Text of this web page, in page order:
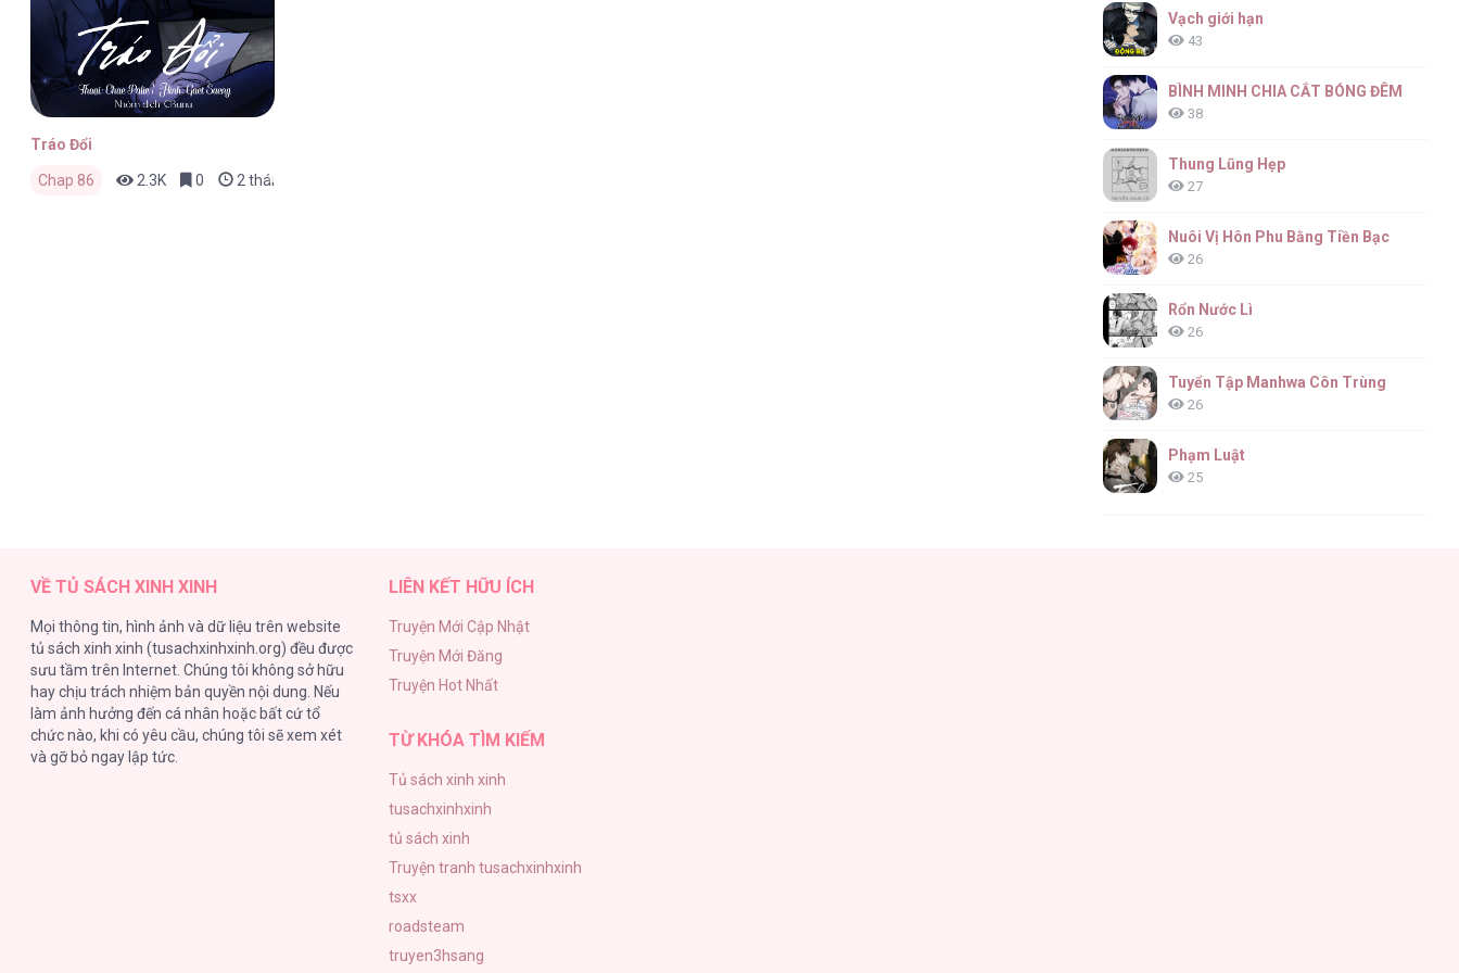
Tráo Đổi
Chap 86 2.3K 0 2 tháng trước
Vạch giới hạn
43
BÌNH MINH CHIA CẮT BÓNG ĐÊM
38
Thung Lũng Hẹp
27
Nuôi Vị Hôn Phu Bằng Tiền Bạc
26
Rổn Nước Lì
26
Tuyển Tập Manhwa Côn Trùng
26
Phạm Luật
25
VỀ TỦ SÁCH XINH XINH
Mọi thông tin, hình ảnh và dữ liệu trên website
tủ sách xinh xinh (tusachxinhxinh.org) đều được
sưu tầm trên Internet. Chúng tôi không sở hữu
hay chịu trách nhiệm bản quyền nội dung. Nếu
làm ảnh hưởng đến cá nhân hoặc bất cứ tổ
chức nào, khi có yêu cầu, chúng tôi sẽ xem xét
và gỡ bỏ ngay lập tức.
LIÊN KẾT HỮU ÍCH
Truyện Mới Cập Nhật
Truyện Mới Đăng
Truyện Hot Nhất
TỪ KHÓA TÌM KIẾM
Tủ sách xinh xinh
tusachxinhxinh
tủ sách xinh
Truyện tranh tusachxinhxinh
tsxx
roadsteam
truyen3hsang